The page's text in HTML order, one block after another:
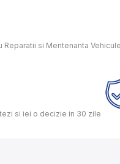
si Mentenanta
si iei o decizie in 30 zile